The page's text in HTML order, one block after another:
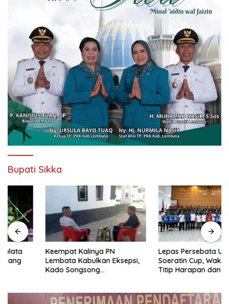
Bupati Sikka
Keempat Kalinya PN
Lembata Kabulkan Eksepsi,
Kado Songsong
Lepas Persebata U-17 ke
Soeratin Cup, Wakil Bupati
Titip Harapan dan Harga Diri